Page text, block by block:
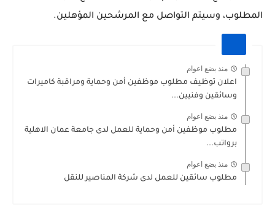
المطلوب، وسيتم التواصل مع المرشحين المؤهلين.
منذ بضع اعوام
اعلان توظيف مطلوب موظفين أمن وحماية ومراقبة كاميرات
وسائقين وفنيين...
منذ بضع اعوام
مطلوب موظفين أمن وحماية للعمل لدى جامعة عمان الاهلية
برواتب...
منذ بضع اعوام
مطلوب سائقين للعمل لدى شركة المناصير للنقل